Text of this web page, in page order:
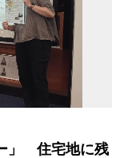
」 住宅地に残